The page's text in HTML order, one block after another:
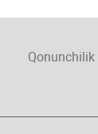
Qonunchilik